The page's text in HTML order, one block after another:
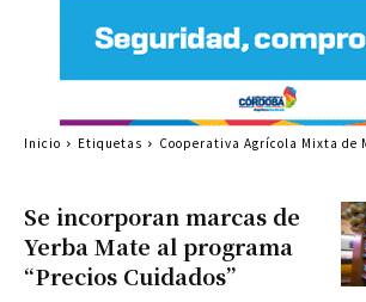
Se incorporan marcas de
Yerba Mate al programa
“Precios Cuidados”
Inicio Etiquetas Cooperativa Agrícola Mixta de